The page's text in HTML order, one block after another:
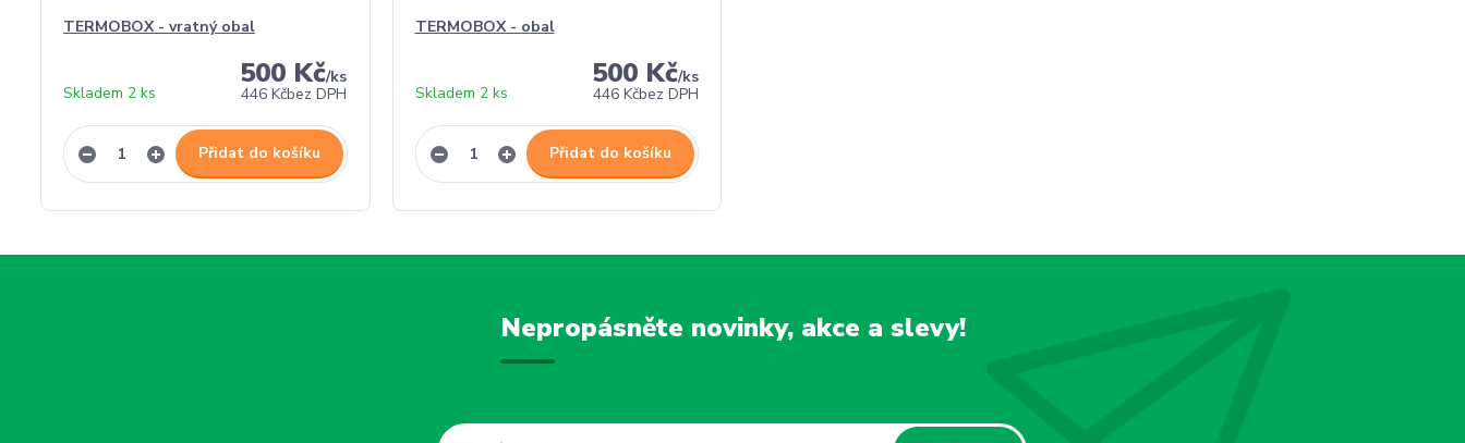
TERMOBOX - vratný obal
500 Kč/ks
446 Kčbez DPH
Skladem 2 ks
Přidat do košíku
TERMOBOX - obal
500 Kč/ks
446 Kčbez DPH
Skladem 2 ks
Přidat do košíku
Nepropásněte novinky, akce a slevy!